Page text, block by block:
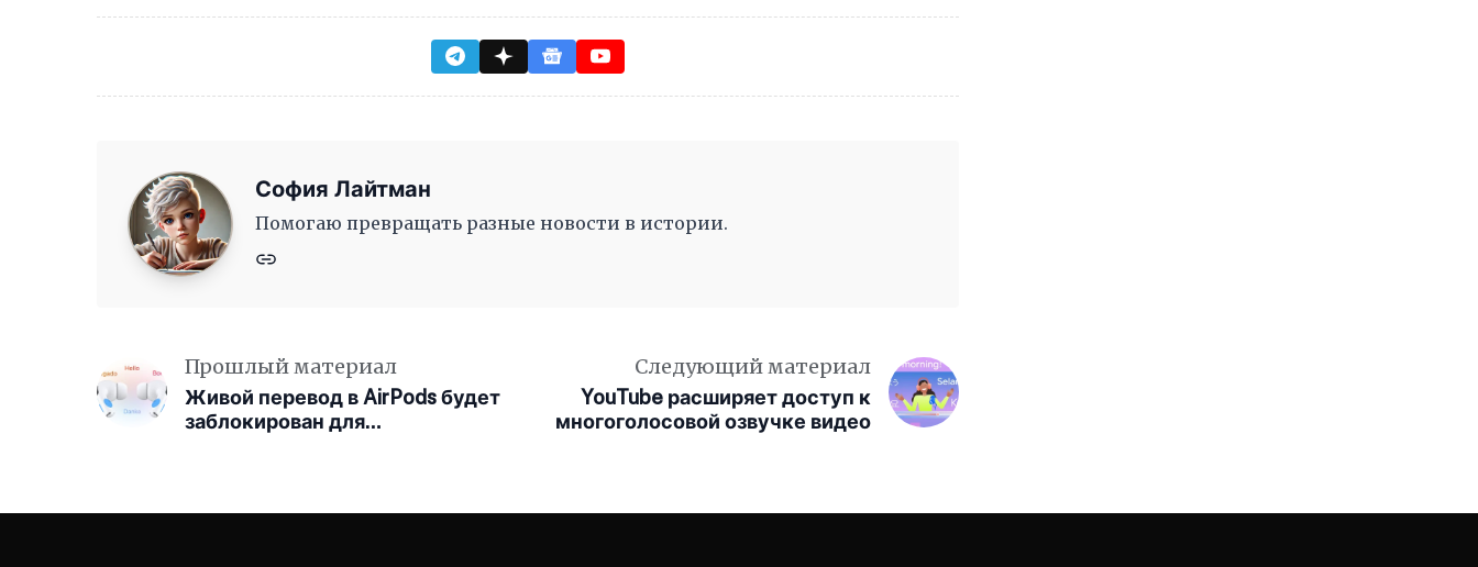
София Лайтман
Помогаю превращать разные новости в истории.
Прошлый материал
Живой перевод в AirPods будет
заблокирован для
Следующий материал
YouTube расширяет доступ к
многоголосовой озвучке видео